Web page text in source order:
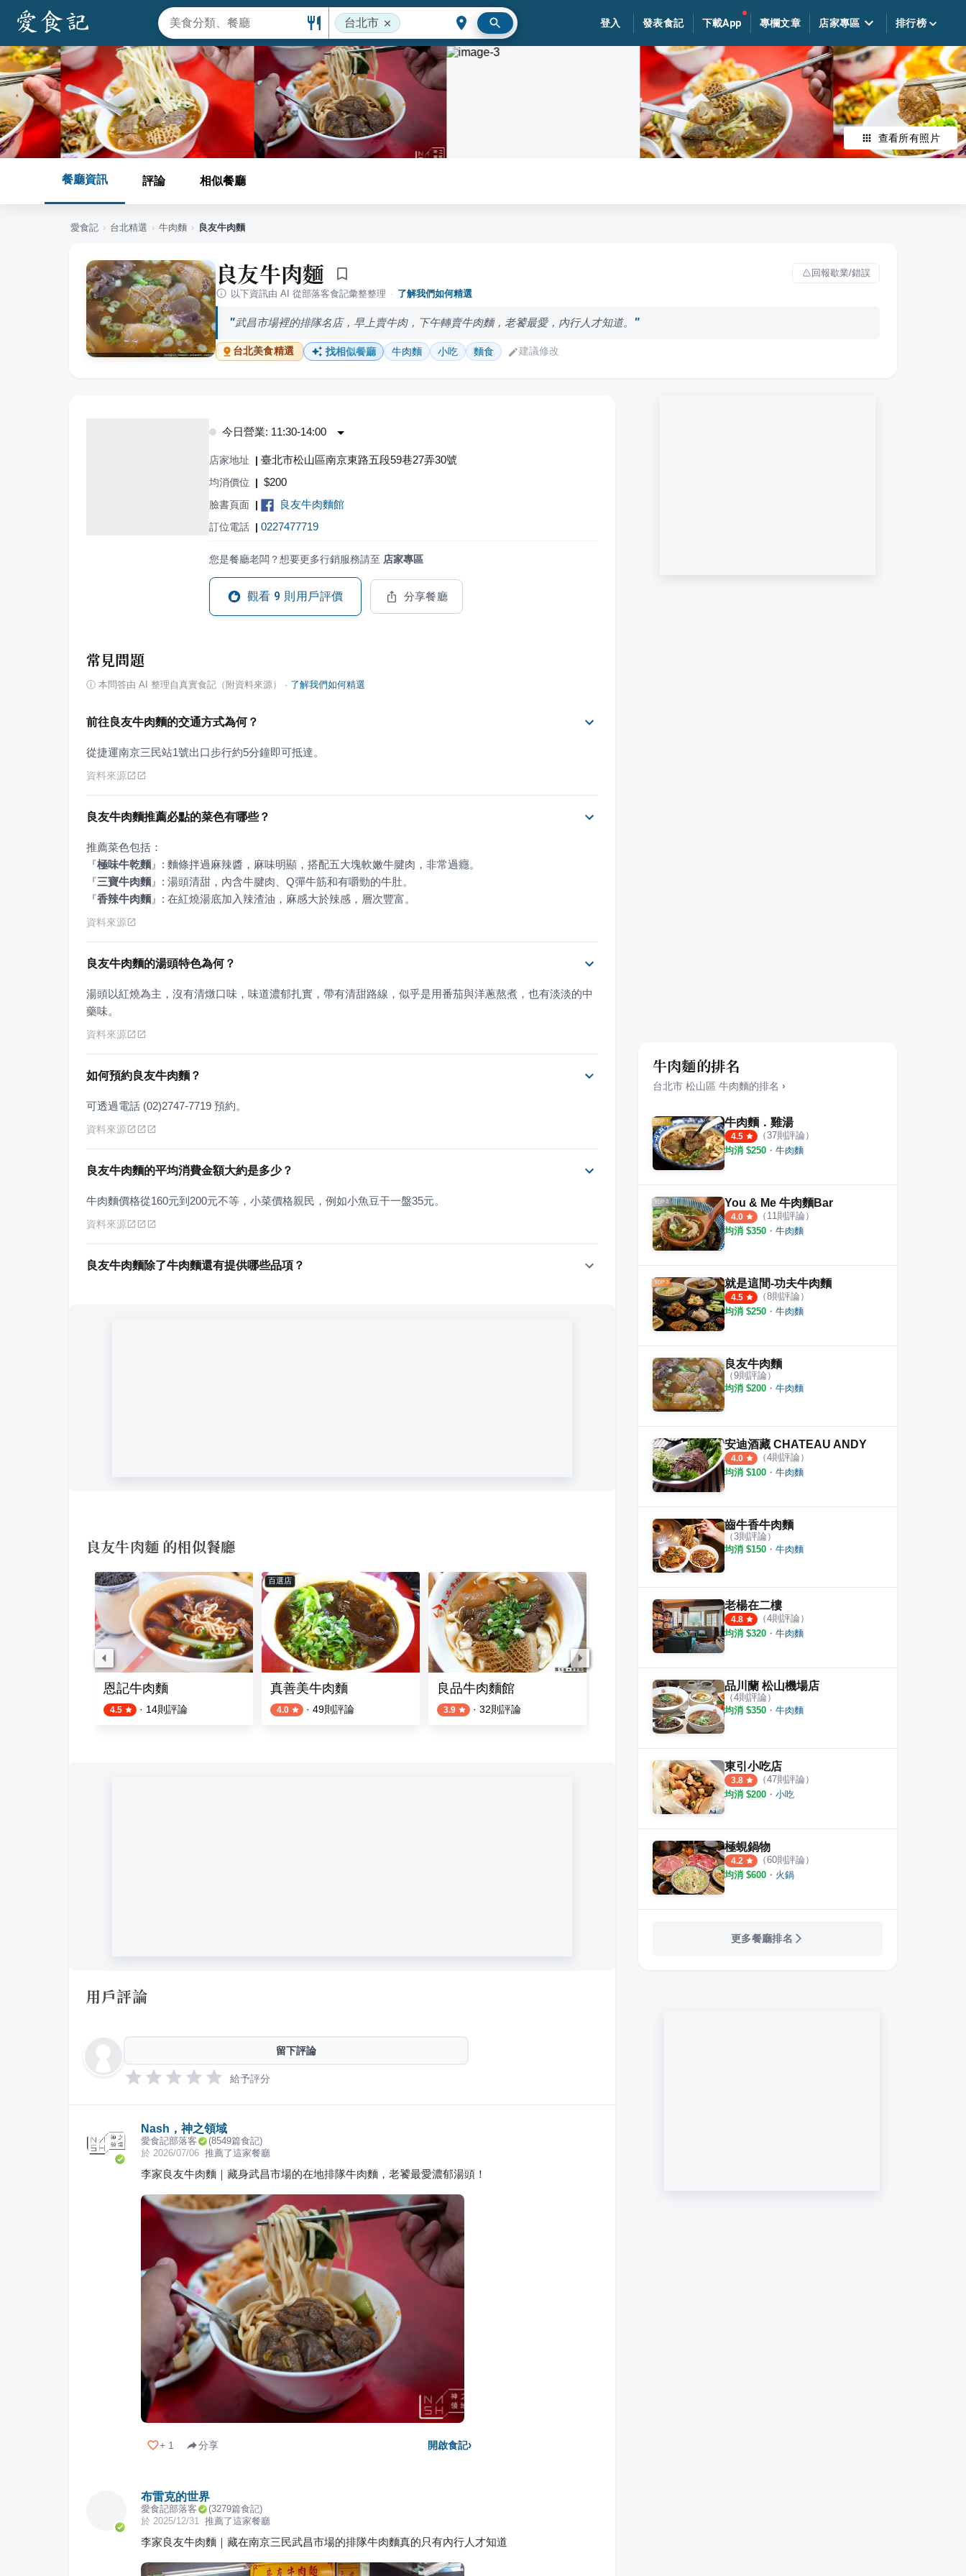
台北市 登入 發表食記 下載App 專欄文章 店家專區 排行榜
查看所有照片
餐廳資訊 評論 相似餐廳
愛食記 › 台北精選 › 牛肉麵 › 良友牛肉麵
良友牛肉麵
回報歇業/錯誤
以下資訊由 AI 從部落客食記彙整整理 · 了解我們如何精選
武昌市場裡的排隊名店，早上賣牛肉，下午轉賣牛肉麵，老饕最愛，內行人才知道。
台北美食精選 找相似餐廳 牛肉麵 小吃 麵食 建議修改
今日營業: 11:30-14:00
店家地址 | 臺北市松山區南京東路五段59巷27弄30號
均消價位 | $200
臉書頁面 | 良友牛肉麵館
訂位電話 | 0227477719
您是餐廳老闆？想要更多行銷服務請至 店家專區
觀看 9 則用戶評價 分享餐廳
常見問題
ⓘ 本問答由 AI 整理自真實食記（附資料來源） · 了解我們如何精選
前往良友牛肉麵的交通方式為何？
從捷運南京三民站1號出口步行約5分鐘即可抵達。
資料來源
良友牛肉麵推薦必點的菜色有哪些？
『極味牛乾麵 』
『三寶牛肉麵 』
『香辣牛肉麵 』 : 在紅燒湯底加入辣渣油，麻感大於辣感，層次豐富。
資料來源
良友牛肉麵的湯頭特色為何？
湯頭以紅燒為主，沒有清燉口味，味道濃郁扎實，帶有清甜路線，似乎是用番茄與洋蔥熬煮，也有淡淡的中
藥味。
資料來源
如何預約良友牛肉麵？
可透過電話 (02)2747-7719 預約。
資料來源
良友牛肉麵的平均消費金額大約是多少？
牛肉麵價格從160元到200元不等，小菜價格親民，例如小魚豆干一盤35元。
資料來源
良友牛肉麵除了牛肉麵還有提供哪些品項？
良友牛肉麵 的相似餐廳
恩記牛肉麵
4.5 · 14則評論
百選店
真善美牛肉麵
4.0 · 49則評論
良品牛肉麵館
3.9 · 32則評論
廖家牛肉麵
30則評論
東館牛麵食館
4.4
用戶評論
留下評論
給予評分
Nash，神之領域
愛食記部落客 (8549篇食記)
於 2026/07/06 推薦了這家餐廳
李家良友牛肉麵｜藏身武昌市場的在地排隊牛肉麵，老饕最愛濃郁湯頭！
+ 1 分享 開啟食記›
布雷克的世界
愛食記部落客 (3279篇食記)
於 2025/12/31 推薦了這家餐廳
李家良友牛肉麵｜藏在南京三民武昌市場的排隊牛肉麵真的只有內行人才知道
牛肉麵的排名
台北市 松山區 牛肉麵的排名 ›
牛肉麵．雞湯
4.5 （37則評論）
均消 $250 ・ 牛肉麵
You & Me 牛肉麵Bar
4.0 （ 11則評論）
均消 $350 ・ 牛肉麵
就是這間-功夫牛肉麵
4.5 （8則評論）
均消 $250 ・ 牛肉麵
良友牛肉麵
（9則評論）
均消 $200 ・ 牛肉麵
安迪酒藏 CHATEAU ANDY
4.0 （4則評論）
均消 $100 ・ 牛肉麵
齒牛香牛肉麵
（3則評論）
均消 $150 ・ 牛肉麵
老楊在二樓
4.8 （4則評論）
均消 $320 ・ 牛肉麵
品川蘭 松山機場店
（4則評論）
均消 $350 ・ 牛肉麵
東引小吃店
3.8 （47則評論）
均消 $200 ・ 小吃
極蜆鍋物
4.2 （60則評論）
均消 $600 ・ 火鍋
更多餐廳排名